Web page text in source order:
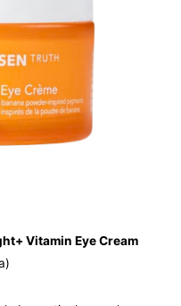
Vitamin Eye Cream